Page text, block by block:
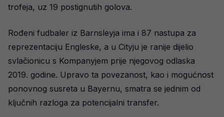
trofeja, uz 19 postignutih golova.
Rođeni fudbaler iz Barnsleyja ima i 87 nastupa za
reprezentaciju Engleske, a u Cityju je ranije dijelio
svlačionicu s Kompanyjem prije njegovog odlaska
2019. godine. Upravo ta povezanost, kao i mogućnost
ponovnog susreta u Bayernu, smatra se jednim od
ključnih razloga za potencijalni transfer.